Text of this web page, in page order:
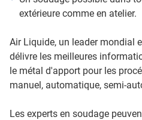
extérieure comme en atelier.
Air Liquide, un leader mondial
délivre les meilleures
le métal d'apport pour les
manuel, automatique, semi-
Les experts en soudage